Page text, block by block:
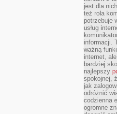
jest dla
też rola
potrzebuje
usług
informacji.
ważną
internet,
bardziej
najlepszy
spokojnej,
jak
odróżnić
codzienna
ogromne